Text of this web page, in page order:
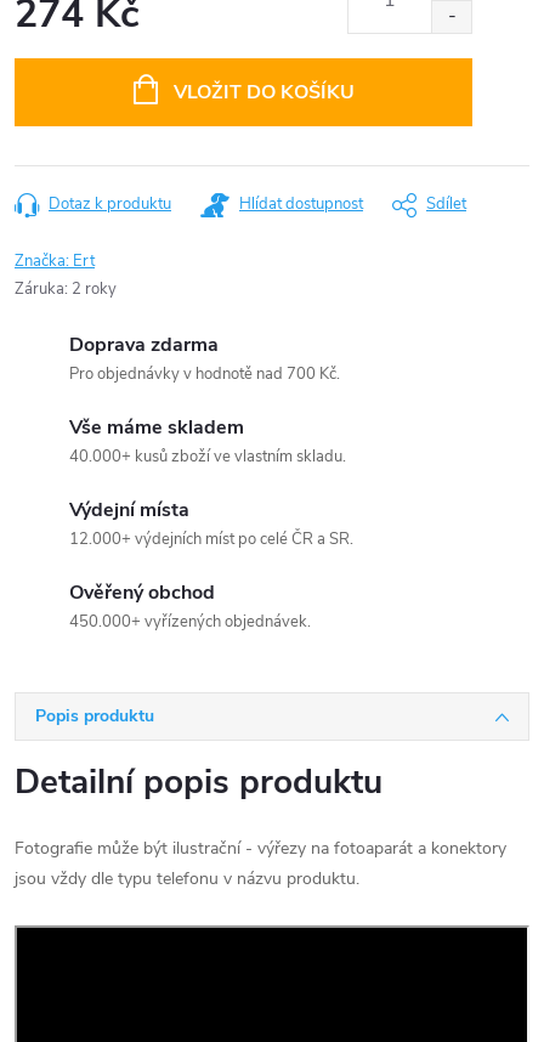
274 Kč
VLOŽIT DO KOŠÍKU
Dotaz k produktu Hlídat dostupnost Sdílet
Značka: Ert
Záruka: 2 roky
Doprava zdarma
Pro objednávky v hodnotě nad 700 Kč.
Vše máme skladem
40.000+ kusů zboží ve vlastním skladu.
Výdejní místa
12.000+ výdejních míst po celé ČR a SR.
Ověřený obchod
450.000+ vyřízených objednávek.
Popis produktu
Detailní popis produktu
Fotografie může být ilustrační - výřezy na fotoaparát a konektory
jsou vždy dle typu telefonu v názvu produktu.